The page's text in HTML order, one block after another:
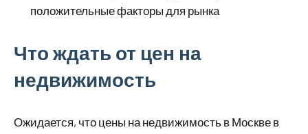
положительные факторы для рынка
Что ждать от цен на
недвижимость
Ожидается, что цены на недвижимость в Москве в